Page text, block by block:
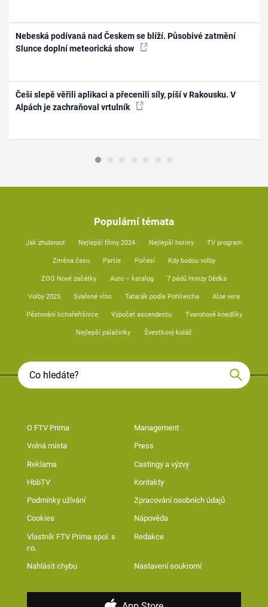
Nebeská podívaná nad Českem se blíží. Působivé zatmění
Slunce doplní meteorická show
Češi slepě věřili aplikaci a přecenili síly, píší v Rakousku. V
Alpách je zachraňoval vrtulník
Populární témata
Jak zhubnout Nejlepší filmy 2024 Nejlepší horory TV program
Změna času Partie Počasí Kdy budou volby
ZOO Nové začátky Auto – katalog 7 pádů Honzy Dědka
Volby 2025 Svařené víno Tatarák podle Pohlreicha Aloe vera
Pěstování lichořeřišnice Výpočet ascendentu Tvarohové knedlíky
Nejlepší palačinky Švestkový koláč
O FTV Prima Management
Volná místa Press
Reklama Castingy a výzvy
HbbTV Kontakty
Podmínky užívání Zpracování osobních údajů
Cookies Nápověda
Vlastník FTV Prima spol. s
r.o.
Redakce
Nahlásit chybu Nastavení soukromí